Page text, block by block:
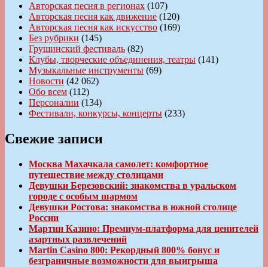
Авторская песня в регионах (107)
Авторская песня как движение (120)
Авторская песня как искусство (169)
Без рубрики (145)
Грушинский фестиваль (82)
Клубы, творческие объединения, театры (141)
Музыкальные инструменты (69)
Новости (42 062)
Обо всем (112)
Персоналии (134)
Фестивали, конкурсы, концерты (233)
Свежие записи
Москва Махачкала самолет: комфортное
путешествие между столицами
Девушки Березовский: знакомства в уральском
городе с особым шармом
Девушки Ростова: знакомства в южной столице
России
Мартин Казино: Премиум-платформа для ценителей
азартных развлечений
Martin Casino 800: Рекордный 800% бонус и
безграничные возможности для выигрыша